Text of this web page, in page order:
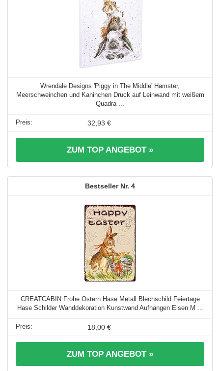
Wrendale Designs 'Piggy in The Middle' Hamster,
Meerschweinchen und Kaninchen Druck auf Leinwand mit weißem
Quadra ...
32,93 €
ZUM TOP ANGEBOT »
4
CREATCABIN Frohe Ostern Hase Metall Blechschild Feiertage
Hase Schilder Wanddekoration Kunstwand Aufhängen Eisen M ...
18,00 €
ZUM TOP ANGEBOT »